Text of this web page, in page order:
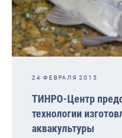
24 ФЕВРАЛЯ 2015
ТИНРО-Центр
технологии
аквакультуры